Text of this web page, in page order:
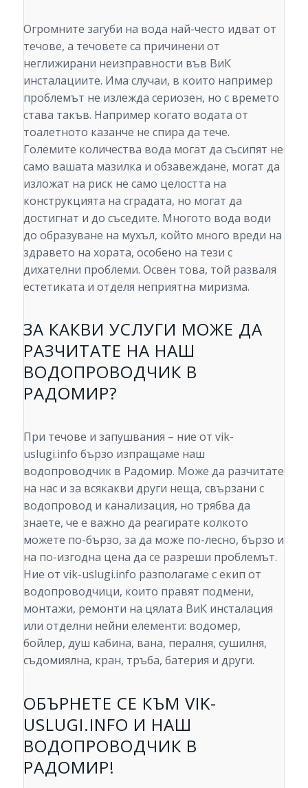
Огромните загуби на вода най-често идват от
течове, а течовете са причинени от
неглижирани неизправности във ВиК
инсталациите. Има случаи, в които например
проблемът не излежда сериозен, но с времето
става такъв. Например когато водата от
тоалетното казанче не спира да тече.
Големите количества вода могат да съсипят не
само вашата мазилка и обзавеждане, могат да
изложат на риск не само целостта на
конструкцията на сградата, но могат да
достигнат и до съседите. Многото вода води
до образуване на мухъл, който много вреди на
здравето на хората, особено на тези с
дихателни проблеми. Освен това, той разваля
естетиката и отделя неприятна миризма.
ЗА КАКВИ УСЛУГИ МОЖЕ ДА
РАЗЧИТАТЕ НА НАШ
ВОДОПРОВОДЧИК В
РАДОМИР?
При течове и запушвания – ние от vik-
uslugi.info бързо изпращаме наш
водопроводчик в Радомир. Може да разчитате
на нас и за всякакви други неща, свързани с
водопровод и канализация, но трябва да
знаете, че е важно да реагирате колкото
можете по-бързо, за да може по-лесно, бързо и
на по-изгодна цена да се разреши проблемът.
Ние от vik-uslugi.info разполагаме с екип от
водопроводчици, които правят подмени,
монтажи, ремонти на цялата ВиК инсталация
или отделни нейни елементи: водомер,
бойлер, душ кабина, вана, пералня, сушилня,
съдомиялна, кран, тръба, батерия и други.
ОБЪРНЕТЕ СЕ КЪМ VIK-
USLUGI.INFO И НАШ
ВОДОПРОВОДЧИК В
РАДОМИР!